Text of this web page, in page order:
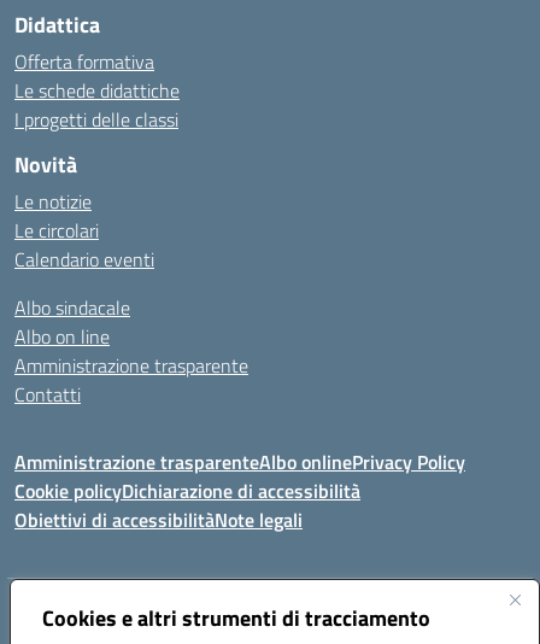
Cookies e altri strumenti di tracciamento
Didattica
Offerta formativa
Le schede didattiche
I progetti delle classi
Novità
Le notizie
Le circolari
Calendario eventi
Albo sindacale
Albo on line
Amministrazione trasparente
Contatti
Amministrazione trasparenteAlbo onlinePrivacy Policy
Cookie policyDichiarazione di accessibilità
Obiettivi di accessibilitàNote legali
Indirizzo:Via Carducci Settimo San Pietro (CA)